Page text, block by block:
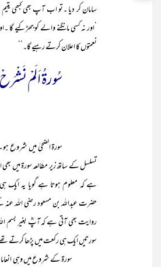
سامان کر دیا ۔تو اب آپ بھی کبھی یتیم
‘اور نہ کسی مانگنے والے کو جھڑکیے
نعمتوں کا اعلان کرتے رہیے گا۔‘‘
سُورۃُ اَلَمْ نَشْرَحْ
سورۃ الضحیٰ میں شروع
تسلسل کے ساتھ زیر مطالعہ سورۃ میں
ہے کہ معلوم ہوتا ہے گویا یہ
حضرت عبداللہ بن مسعود رضی اللہ
روایت بھی آتی ہے کہ آپؓ بغیر بسم
سورتیں ایک ہی رکعت میں پڑھا کرتے
سورۃ کے شروع میں وہی انعاماتِ